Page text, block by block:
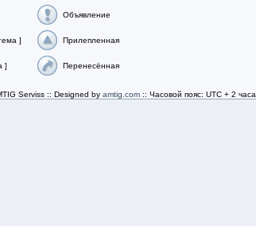
Объявление
] Прилепленная
] Перенесённая
Serviss :: Designed by amtig.com:: Часовой пояс: UTC + 2 часа